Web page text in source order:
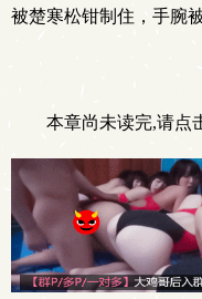
被楚寒松钳制住，手腕
本章尚未读完,请点